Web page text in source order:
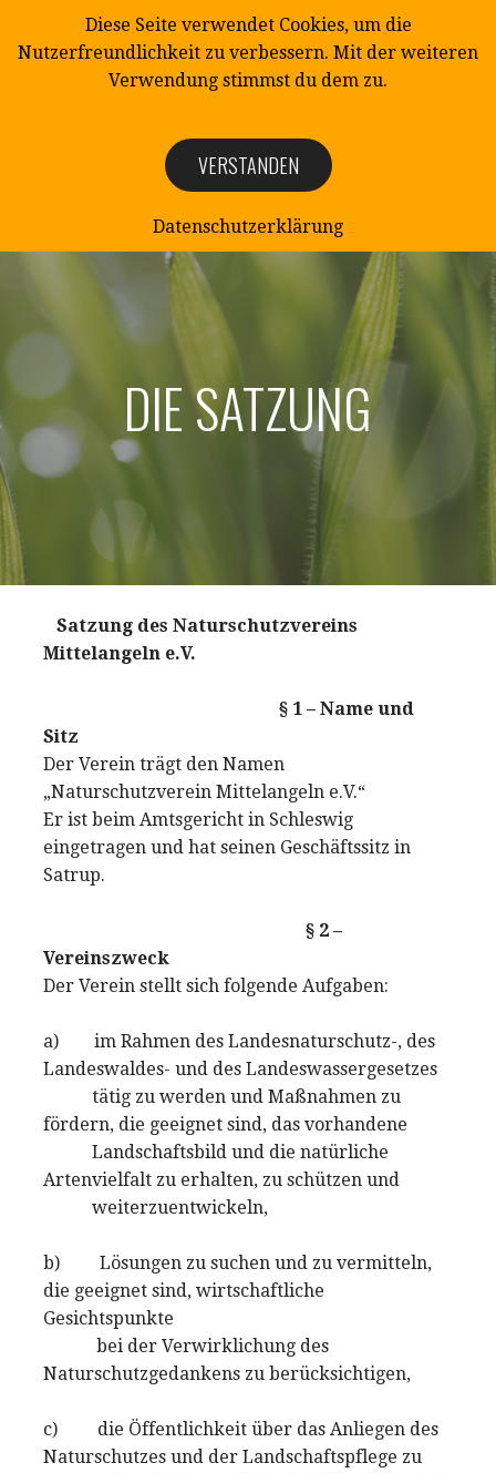
springen
NATURSCHUTZ
Naturschutzverein Mittelangeln e.V.
DIE SATZUNG
Satzung des Naturschutzvereins
Mittelangeln e.V.
§ 1 – Name und
Sitz
Der Verein trägt den Namen
„Naturschutzverein Mittelangeln e.V.“
Er ist beim Amtsgericht in Schleswig
eingetragen und hat seinen Geschäftssitz in
Satrup.
§ 2 –
Vereinszweck
Der Verein stellt sich folgende Aufgaben:
a) im Rahmen des Landesnaturschutz-, des
Landeswaldes- und des Landeswassergesetzes
tätig zu werden und Maßnahmen zu
fördern, die geeignet sind, das vorhandene
Landschaftsbild und die natürliche
Artenvielfalt zu erhalten, zu schützen und
weiterzuentwickeln,
b) Lösungen zu suchen und zu vermitteln,
die geeignet sind, wirtschaftliche
Gesichtspunkte
bei der Verwirklichung des
Naturschutzgedankens zu berücksichtigen,
c) die Öffentlichkeit über das Anliegen des
Naturschutzes und der Landschaftspflege zu
Diese Seite verwendet Cookies, um die
Nutzerfreundlichkeit zu verbessern. Mit der weiteren
Verwendung stimmst du dem zu.
VERSTANDEN
Datenschutzerklärung